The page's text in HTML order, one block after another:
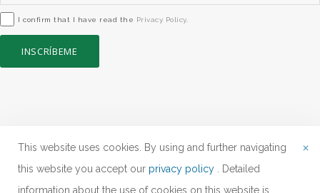
I confirm that I have read the Privacy Policy.
INSCRÍBEME
This website uses cookies. By using and further navigating
this website you accept our privacy policy
. Detailed
information about the use of cookies on this website is
×